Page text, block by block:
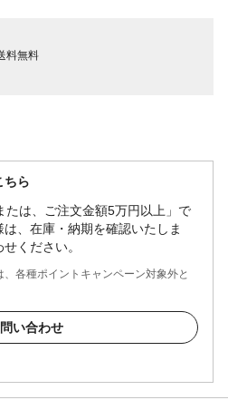
料無料
ちら
たは、ご注文金額5万円以上」で
、在庫・納期を確認いたしま
ください。
各種ポイントキャンペーン対象外と
い合わせ